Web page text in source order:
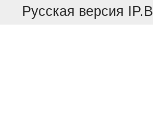
Русская версия